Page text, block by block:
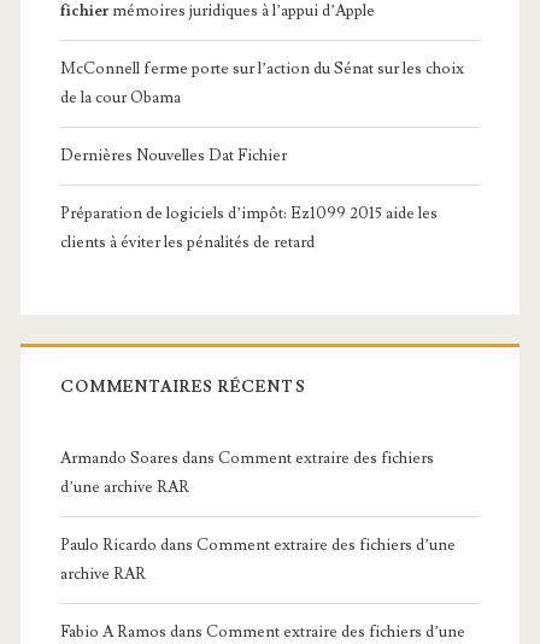
fichier mémoires juridiques à l’appui d’Apple
McConnell ferme porte sur l’action du Sénat sur les choix
de la cour Obama
Dernières Nouvelles Dat Fichier
Préparation de logiciels d’impôt: Ez1099 2015 aide les
clients à éviter les pénalités de retard
COMMENTAIRES RÉCENTS
Armando Soares dans Comment extraire des fichiers
d’une archive RAR
Paulo Ricardo dans Comment extraire des fichiers d’une
archive RAR
Fabio A Ramos dans Comment extraire des fichiers d’une